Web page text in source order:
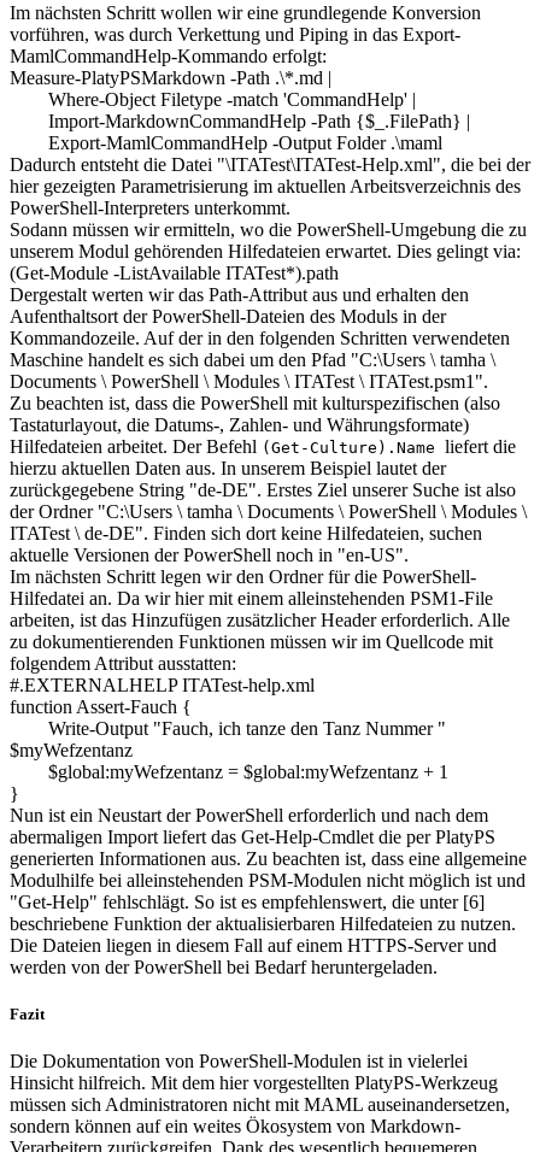
Im nächsten Schritt wollen wir eine grundlegende Konversion
vorführen, was durch Verkettung und Piping in das Export-
MamlCommandHelp-Kommando erfolgt:
Measure-PlatyPSMarkdown -Path .\*.md |
Where-Object Filetype -match 'CommandHelp' |
Import-MarkdownCommandHelp -Path {$_.FilePath} |
Export-MamlCommandHelp -Output Folder .\maml
Dadurch entsteht die Datei "\ITATest\ITATest-Help.xml", die bei der
hier gezeigten Parametrisierung im aktuellen Arbeitsverzeichnis des
PowerShell-Interpreters unterkommt.
Sodann müssen wir ermitteln, wo die PowerShell-Umgebung die zu
unserem Modul gehörenden Hilfedateien erwartet. Dies gelingt via:
(Get-Module -ListAvailable ITATest*).path
Dergestalt werten wir das Path-Attribut aus und erhalten den
Aufenthaltsort der PowerShell-Dateien des Moduls in der
Kommandozeile. Auf der in den folgenden Schritten verwendeten
Maschine handelt es sich dabei um den Pfad "C:\Users \ tamha \
Documents \ PowerShell \ Modules \ ITATest \ ITATest.psm1".
Zu beachten ist, dass die PowerShell mit kulturspezifischen (also
Tastaturlayout, die Datums-, Zahlen- und Währungsformate)
Hilfedateien arbeitet. Der Befehl (Get-Culture).Name liefert die
hierzu aktuellen Daten aus. In unserem Beispiel lautet der
zurückgegebene String "de-DE". Erstes Ziel unserer Suche ist also
der Ordner "C:\Users \ tamha \ Documents \ PowerShell \ Modules \
ITATest \ de-DE". Finden sich dort keine Hilfedateien, suchen
aktuelle Versionen der PowerShell noch in "en-US".
Im nächsten Schritt legen wir den Ordner für die PowerShell-
Hilfedatei an. Da wir hier mit einem alleinstehenden PSM1-File
arbeiten, ist das Hinzufügen zusätzlicher Header erforderlich. Alle
zu dokumentierenden Funktionen müssen wir im Quellcode mit
folgendem Attribut ausstatten:
#.EXTERNALHELP ITATest-help.xml
function Assert-Fauch {
Write-Output "Fauch, ich tanze den Tanz Nummer "
$myWefzentanz
$global:myWefzentanz = $global:myWefzentanz + 1
}
Nun ist ein Neustart der PowerShell erforderlich und nach dem
abermaligen Import liefert das Get-Help-Cmdlet die per PlatyPS
generierten Informationen aus. Zu beachten ist, dass eine allgemeine
Modulhilfe bei alleinstehenden PSM-Modulen nicht möglich ist und
"Get-Help" fehlschlägt. So ist es empfehlenswert, die unter [6]
beschriebene Funktion der aktualisierbaren Hilfedateien zu nutzen.
Die Dateien liegen in diesem Fall auf einem HTTPS-Server und
werden von der PowerShell bei Bedarf heruntergeladen.
Fazit
Die Dokumentation von PowerShell-Modulen ist in vielerlei
Hinsicht hilfreich. Mit dem hier vorgestellten PlatyPS-Werkzeug
müssen sich Administratoren nicht mit MAML auseinandersetzen,
sondern können auf ein weites Ökosystem von Markdown-